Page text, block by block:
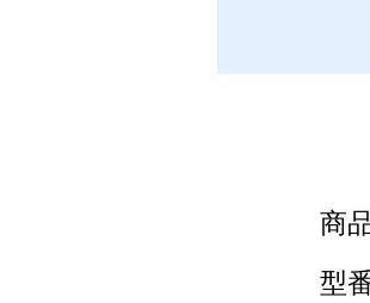
商
型